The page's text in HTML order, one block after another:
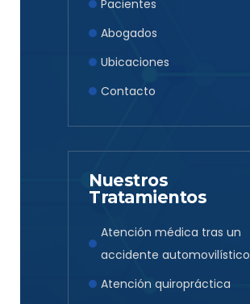
Pacientes
Abogados
Ubicaciones
Contacto
Nuestros
Tratamientos
Atención médica tras un
accidente automovilístico
Atención quiropráctica